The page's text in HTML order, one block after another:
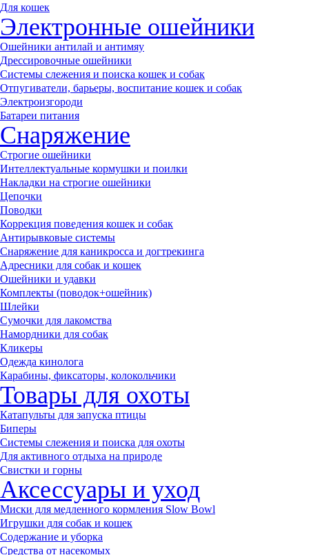
Для кошек
Электронные ошейники
Ошейники антилай и антимяу
Дрессировочные ошейники
Системы слежения и поиска кошек и собак
Отпугиватели, барьеры, воспитание кошек и собак
Электроизгороди
Батареи питания
Снаряжение
Строгие ошейники
Интеллектуальные кормушки и поилки
Накладки на строгие ошейники
Цепочки
Поводки
Коррекция поведения кошек и собак
Антирывковые системы
Снаряжение для каникросса и догтрекинга
Адресники для собак и кошек
Ошейники и удавки
Комплекты (поводок+ошейник)
Шлейки
Сумочки для лакомства
Намордники для собак
Кликеры
Одежда кинолога
Карабины, фиксаторы, колокольчики
Товары для охоты
Катапульты для запуска птицы
Биперы
Системы слежения и поиска для охоты
Для активного отдыха на природе
Свистки и горны
Аксессуары и уход
Миски для медленного кормления Slow Bowl
Игрушки для собак и кошек
Содержание и уборка
Средства от насекомых